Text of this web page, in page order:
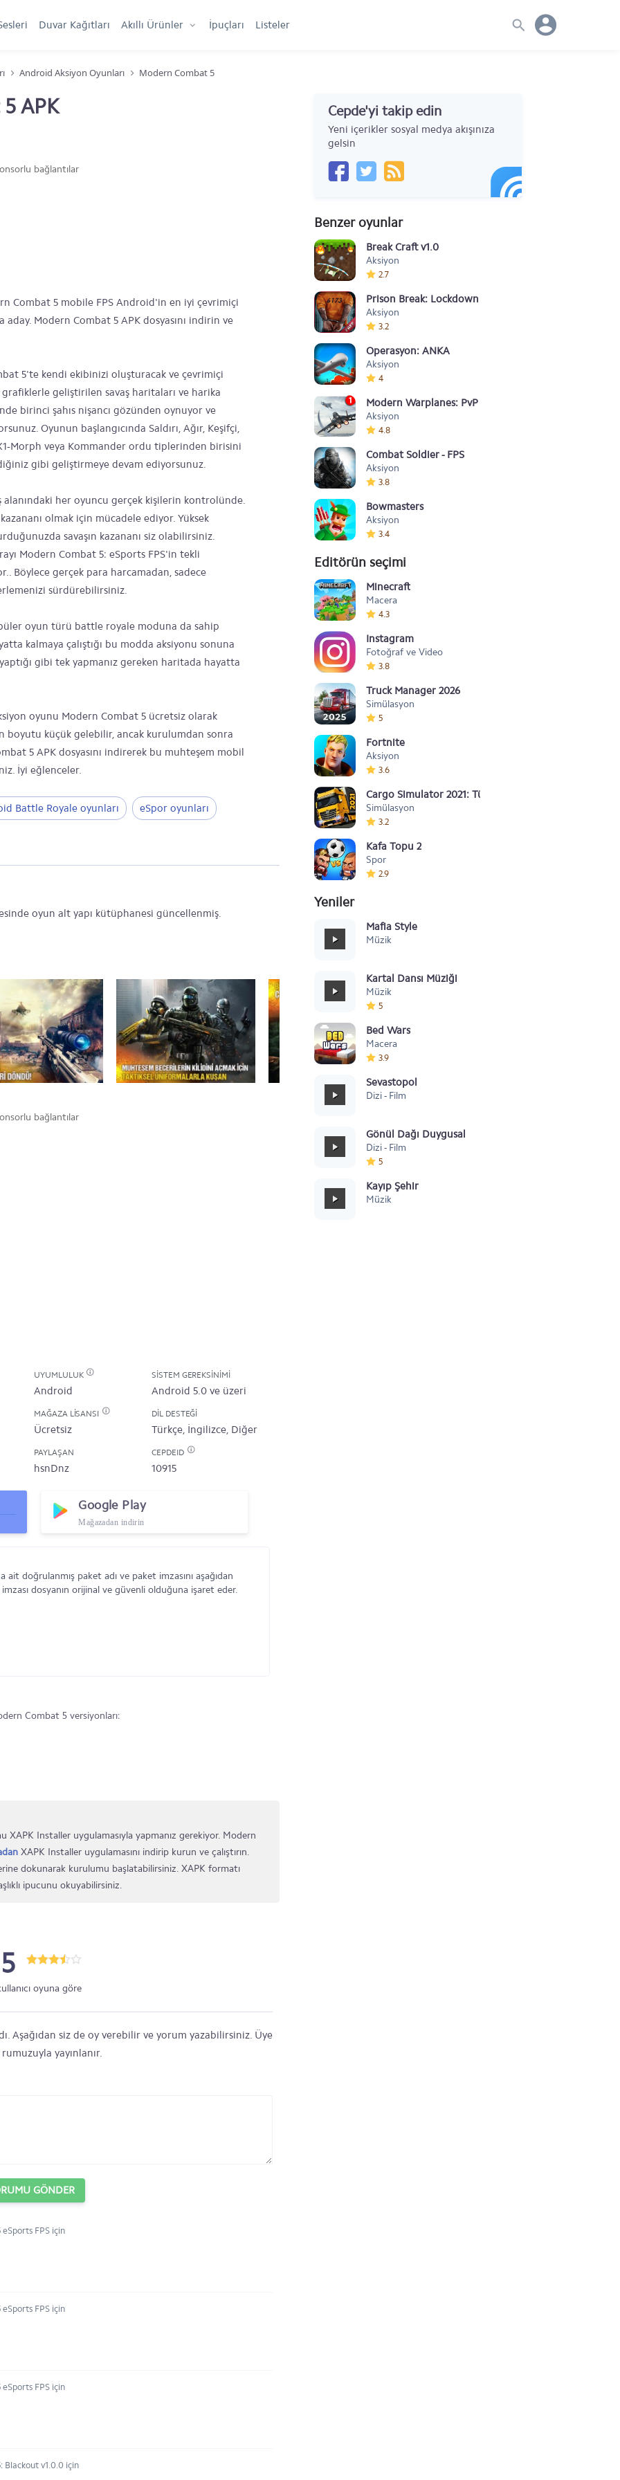
Duvar Kağıtları Akıllı Ürünler İpuçları Listeler
Android Aksiyon Oyunları Modern Combat 5
APK
bağlantılar
Combat 5 mobile FPS Android'in en iyi çevrimiçi
Modern Combat 5 APK dosyasını indirin ve
5'te kendi ekibinizi oluşturacak ve çevrimiçi
grafiklerle geliştirilen savaş haritaları ve harika
birinci şahıs nişancı gözünden oynuyor ve
Oyunun başlangıcında Saldırı, Ağır, Keşifçi,
Morph veya Kommander ordu tiplerinden birisini
gibi geliştirmeye devam ediyorsunuz.
alanındaki her oyuncu gerçek kişilerin kontrolünde.
olmak için mücadele ediyor. Yüksek
savaşın kazananı siz olabilirsiniz.
Modern Combat 5: eSports FPS'in tekli
Böylece gerçek para harcamadan, sadece
sürdürebilirsiniz.
oyun türü battle royale moduna da sahip
kalmaya çalıştığı bu modda aksiyonu sonuna
gibi tek yapmanız gereken haritada hayatta
oyunu Modern Combat 5 ücretsiz olarak
boyutu küçük gelebilir, ancak kurulumdan sonra
5 APK dosyasını indirerek bu muhteşem mobil
İyi eğlenceler.
Battle Royale oyunları eSpor oyunları
oyun alt yapı kütüphanesi güncellenmiş.
bağlantılar
UYUMLULUK
Android
SISTEM GEREKSINIMI
Android 5.0 ve üzeri
MAĞAZA LISANSI
Ücretsiz
DIL DESTEĞI
Türkçe, İngilizce, Diğer
PAYLAŞAN
hsnDnz
CEPDEID
10915
Google Play
Mağazadan indirin
doğrulanmış paket adı ve paket imzasını aşağıdan
dosyanın orijinal ve güvenli olduğuna işaret eder.
Combat 5 versiyonları:
Installer uygulamasıyla yapmanız gerekiyor. Modern
XAPK Installer uygulamasını indirip kurun ve çalıştırın.
dokunarak kurulumu başlatabilirsiniz. XAPK formatı
ipucunu okuyabilirsiniz.
Cepde'yi takip edin
Yeni içerikler sosyal medya akışınıza
gelsin
Benzer oyunlar
Break Craft v1.0
Aksiyon
2.7
Prison Break: Lockdown
Aksiyon
3.2
Operasyon: ANKA
Aksiyon
4
Modern Warplanes: PvP Warfare
Aksiyon
4.8
Combat Soldier - FPS
Aksiyon
3.8
Bowmasters
Aksiyon
3.4
Editörün seçimi
Minecraft
Macera
4.3
Instagram
Fotoğraf ve Video
3.8
Truck Manager 2026
Simülasyon
5
Fortnite
Aksiyon
3.6
Cargo Simulator 2021: Türkiye
Simülasyon
3.2
Kafa Topu 2
Spor
2.9
Yeniler
Mafia Style
Müzik
Kartal Dansı Müziği
Müzik
5
Bed Wars
Macera
3.9
Sevastopol
Dizi - Film
Gönül Dağı Duygusal
Dizi - Film
5
Kayıp Şehir
Müzik
oyuna göre
Aşağıdan siz de oy verebilir ve yorum yazabilirsiniz. Üye
yayınlanır.
GÖNDER
FPS için
FPS için
FPS için
Blackout v1.0.0 için